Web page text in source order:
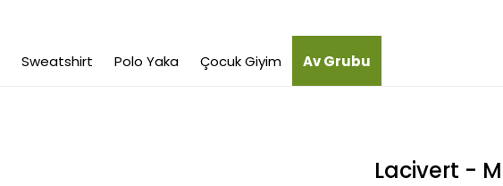
Sweatshirt Polo Yaka Çocuk Giyim Av Grubu
Lacivert - M